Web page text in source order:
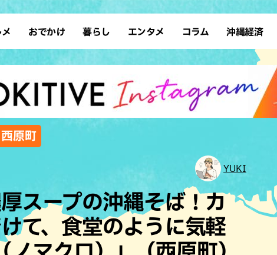
ン 沖縄そば
ウト カフェ
和食・日本料理
理
・焼肉 焼鳥・串料理
肉料理 居酒屋・バー
イキング スイーツ
おでかけ
デート ドライブ
散歩 ソロ活
歴史
サウナ 公園
沖縄の海
暮らし
レシピ SDGs
ファッション ローカルニュース
沖縄移住 沖縄旧暦行事
エンタメ
スポーツ 占い
タレント・芸人 テレビ
コラム 沖縄経済
原町
YUKI
スープの沖縄そば！カ
て、食堂のように気軽